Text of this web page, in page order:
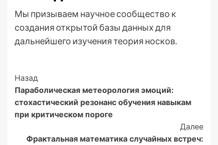
Мы призываем научное сообщество к
создания открытой базы данных для
дальнейшего изучения теория носков.
Post
Navigation
Назад
Параболическая метеорология эмоций:
стохастический резонанс обучения навыкам
при критическом пороге
Далее
Фрактальная математика случайных встреч: